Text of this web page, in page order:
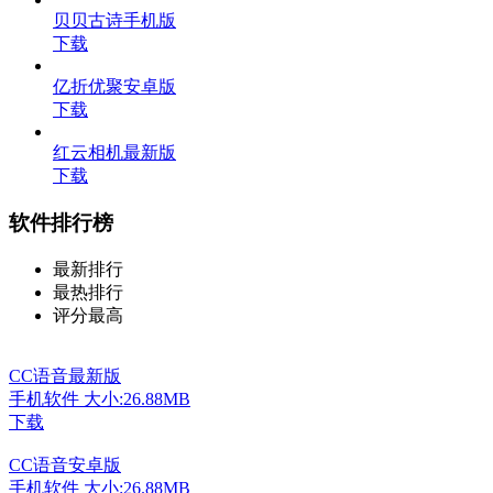
贝贝古诗手机版
下载
亿折优聚安卓版
下载
红云相机最新版
下载
软件排行榜
最新排行
最热排行
评分最高
CC语音最新版
手机软件 大小:26.88MB
下载
CC语音安卓版
手机软件 大小:26.88MB